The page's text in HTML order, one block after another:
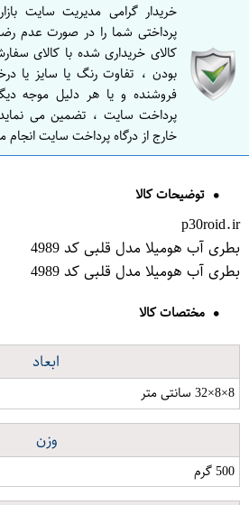
خریدار گرامی مدیریت سایت
پرداختی شما را در صورت عدم
کالای خریداری شده با کالای
بودن ، تفاوت رنگ یا سایز یا
فروشنده و یا هر دلیل موجه
پرداخت سایت ، تضمین می
خارج از درگاه پرداخت سایت انجام
توضیحات کالا
p30roid.ir
بطری آب هومیلا مدل قلبی کد 4989
بطری آب هومیلا مدل قلبی کد 4989
مختصات کالا
ابعاد
8×8×32 سانتی متر
وزن
500 گرم